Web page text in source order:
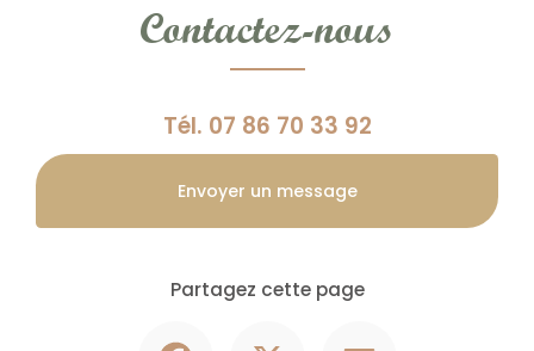
Contactez-nous
Tél. 07 86 70 33 92
Envoyer un message
Partagez cette page